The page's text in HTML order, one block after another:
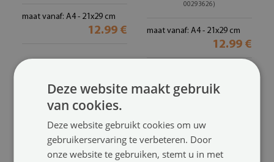
maat vanaf: A4 - 21x29 cm
12.99 €
00293626)
maat vanaf: A4 - 21x29 cm
12.99 €
Deze website maakt gebruik
van cookies.
Deze website gebruikt cookies om uw
gebruikerservaring te verbeteren. Door
onze website te gebruiken, stemt u in met